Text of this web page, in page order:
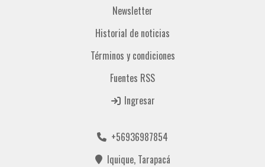
Newsletter
Historial de noticias
Términos y condiciones
Fuentes RSS
Ingresar
+56936987854
Iquique, Tarapacá